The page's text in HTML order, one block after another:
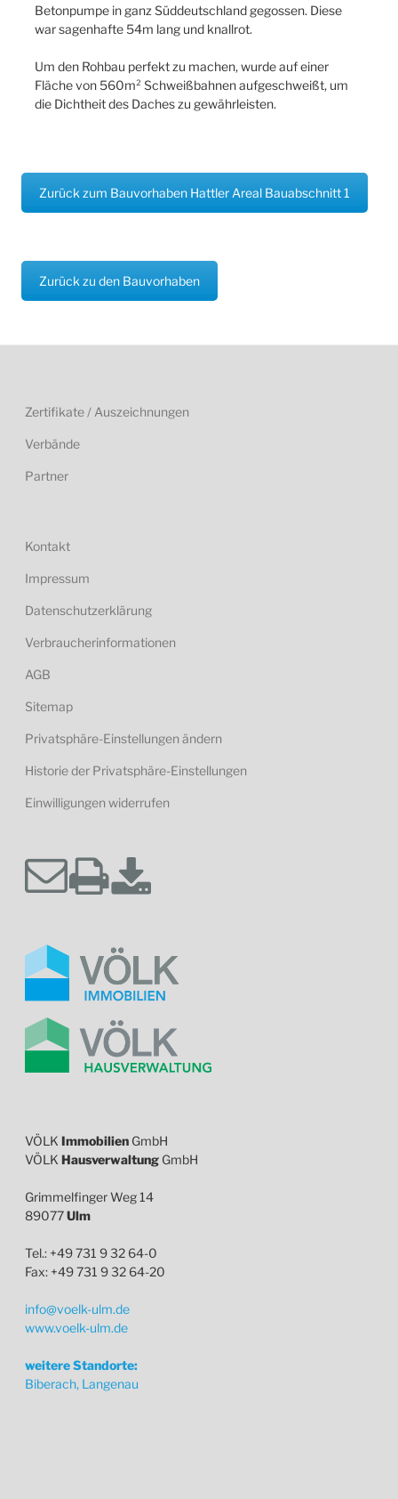
Betonpumpe in ganz Süddeutschland gegossen. Diese
war sagenhafte 54m lang und knallrot.
Um den Rohbau perfekt zu machen, wurde auf einer
Fläche von 560m² Schweißbahnen aufgeschweißt, um
die Dichtheit des Daches zu gewährleisten.
Zurück zum Bauvorhaben Hattler Areal Bauabschnitt 1
Zurück zu den Bauvorhaben
Zertifikate / Auszeichnungen
Verbände
Partner
Kontakt
Impressum
Datenschutzerklärung
Verbraucherinformationen
AGB
Sitemap
Privatsphäre-Einstellungen ändern
Historie der Privatsphäre-Einstellungen
Einwilligungen widerrufen
VÖLK Immobilien GmbH
VÖLK Hausverwaltung GmbH
Grimmelfinger Weg 14
89077Ulm
Tel.: +49 731 9 32 64-0
Fax: +49 731 9 32 64-20
info@voelk-ulm.de
www.voelk-ulm.de
weitere Standorte:
Biberach, Langenau